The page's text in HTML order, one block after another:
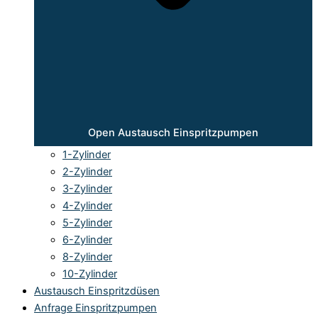
Open Austausch Einspritzpumpen
1-Zylinder
2-Zylinder
3-Zylinder
4-Zylinder
5-Zylinder
6-Zylinder
8-Zylinder
10-Zylinder
Austausch Einspritzdüsen
Anfrage Einspritzpumpen